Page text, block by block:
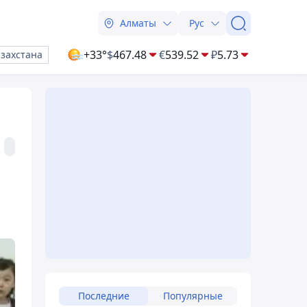
Алматы Рус
+33°$467.48 €539.52 ₽5.73
Последние Популярные